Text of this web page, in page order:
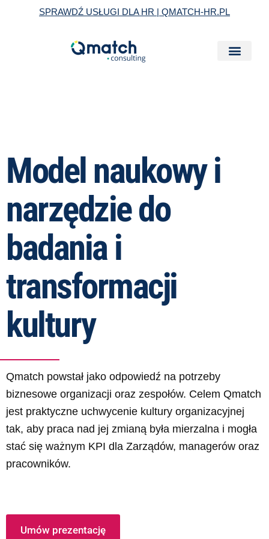
SPRAWDŹ USŁUGI DLA HR | QMATCH-HR.PL
Model naukowy i
narzędzie do
badania i
transformacji
kultury
Qmatch powstał jako odpowiedź na potrzeby
biznesowe organizacji oraz zespołów. Celem Qmatch
jest praktyczne uchwycenie kultury organizacyjnej
tak, aby praca nad jej zmianą była mierzalna i mogła
stać się ważnym KPI dla Zarządów, managerów oraz
pracowników.
Umów prezentację